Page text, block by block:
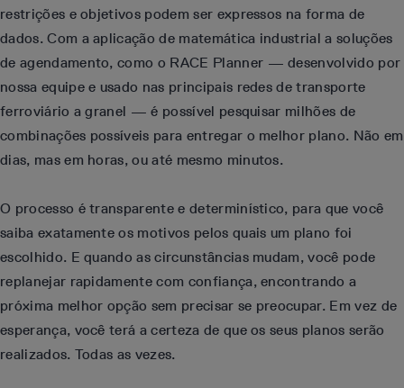
restrições e objetivos podem ser expressos na forma de
dados. Com a aplicação de matemática industrial a soluções
de agendamento, como o RACE Planner — desenvolvido por
nossa equipe e usado nas principais redes de transporte
ferroviário a granel — é possível pesquisar milhões de
combinações possíveis para entregar o melhor plano. Não em
dias, mas em horas, ou até mesmo minutos.
O processo é transparente e determinístico, para que você
saiba exatamente os motivos pelos quais um plano foi
escolhido. E quando as circunstâncias mudam, você pode
replanejar rapidamente com confiança, encontrando a
próxima melhor opção sem precisar se preocupar. Em vez de
esperança, você terá a certeza de que os seus planos serão
realizados. Todas as vezes.